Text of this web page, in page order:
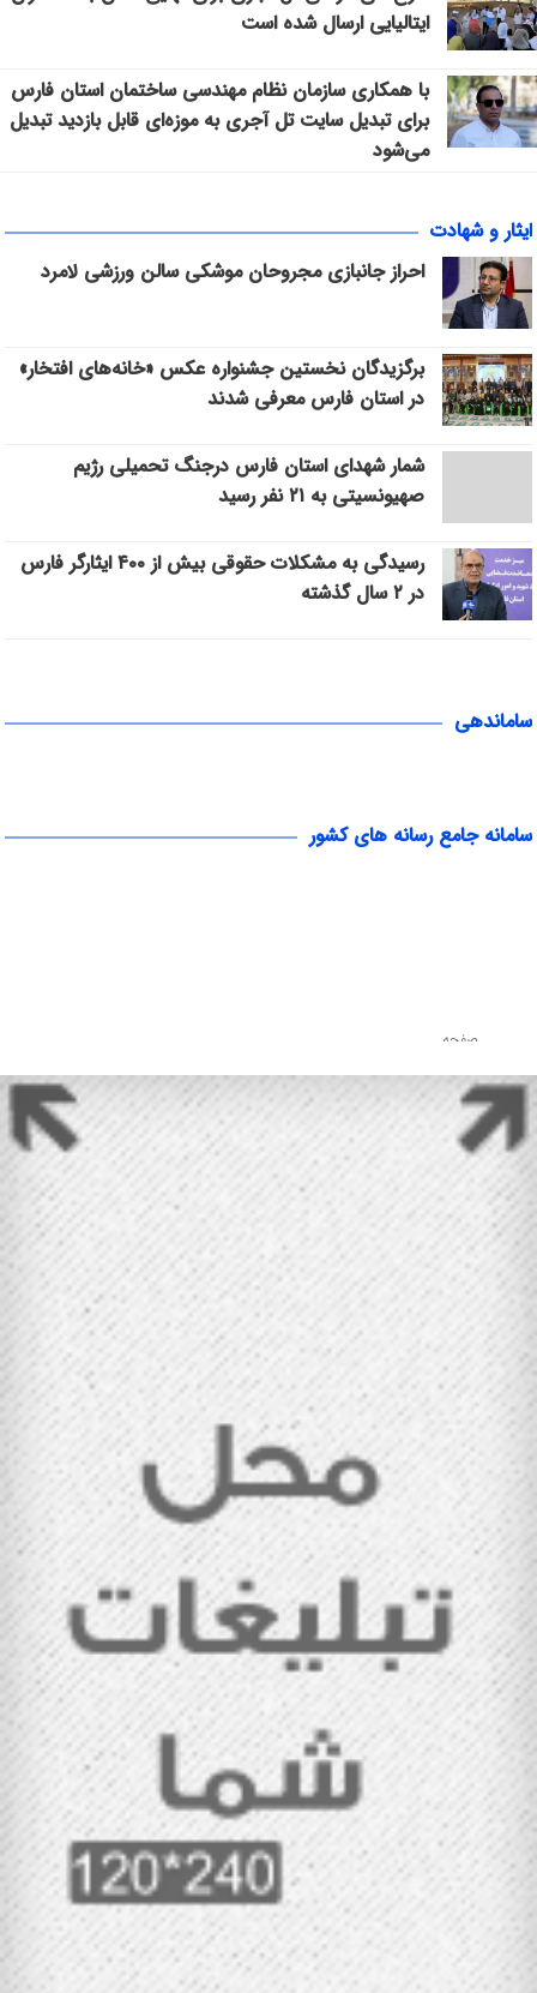
ایتالیایی ارسال شده است
با همکاری سازمان نظام مهندسی ساختمان استان فارس
برای تبدیل سایت تل آجری به موزه‌ای قابل بازدید تبدیل
می‌شود
ایثار و شهادت
احراز جانبازی مجروحان موشکی سالن ورزشی لامرد
برگزیدگان نخستین جشنواره عکس «خانه‌های افتخار»
در استان فارس معرفی شدند
شمار شهدای استان فارس درجنگ تحمیلی رژیم
صهیونسیتی به ۲۱ نفر رسید
رسیدگی به مشکلات حقوقی بیش از ۴۰۰ ایثارگر فارس
در ۲ سال گذشته
ساماندهی
سامانه جامع رسانه های کشور